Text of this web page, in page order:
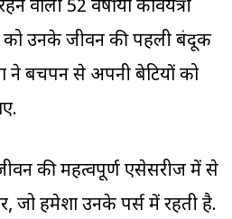
वाली 52 वर्षीया कवियत्री
को उनके जीवन की पहली बंदूक
ने बचपन से अपनी बेटियों को
की महत्वपूर्ण एसेसरीज में से
जो हमेशा उनके पर्स में रहती है.